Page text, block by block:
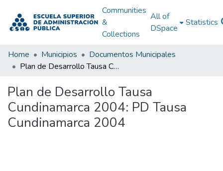
Communities
&
Collections
All of
DSpace
Statistics
Home Municipios
Documentos Municipales
Plan de Desarrollo Tausa Cundinamarca 2004: PD Tausa Cundinamarca 2004
Plan de Desarrollo Tausa
Cundinamarca 2004: PD Tausa
Cundinamarca 2004